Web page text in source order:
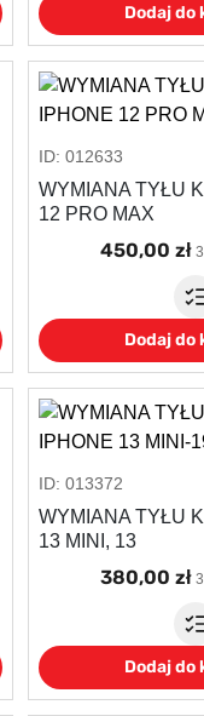
Dodaj do
ID: 012633
WYMIANA TYŁU
12 PRO MAX
450,00 zł
Dodaj do
ID: 013372
WYMIANA TYŁU
13 MINI, 13
380,00 zł
Dodaj do